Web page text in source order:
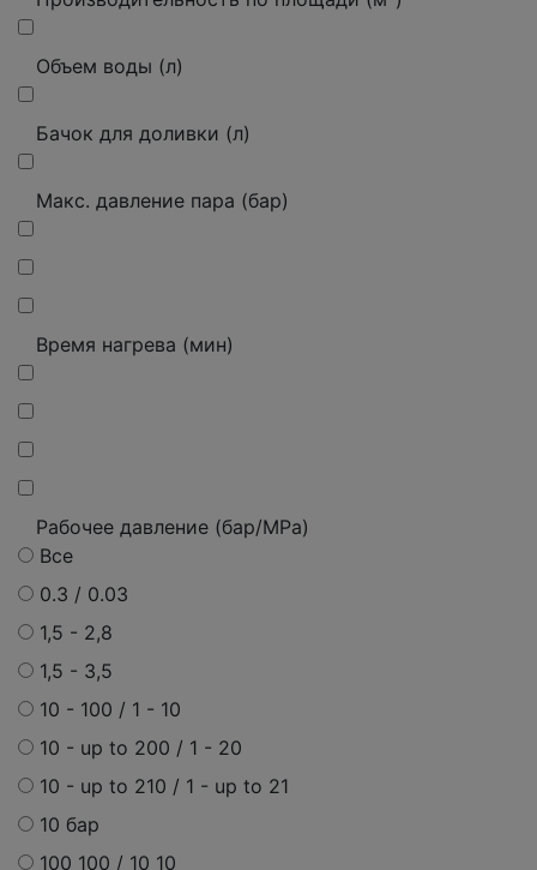
Объем воды (л)
Бачок для доливки (л)
Макс. давление пара (бар)
Время нагрева (мин)
Рабочее давление (бар/MPa)
Все
0.3 / 0.03
1,5 - 2,8
1,5 - 3,5
10 - 100 / 1 - 10
10 - up to 200 / 1 - 20
10 - up to 210 / 1 - up to 21
10 бар
100 100 / 10 10